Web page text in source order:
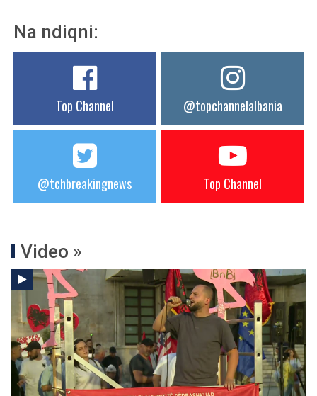
Na ndiqni:
Top Channel @topchannelalbania
@tchbreakingnews Top Channel
Video »